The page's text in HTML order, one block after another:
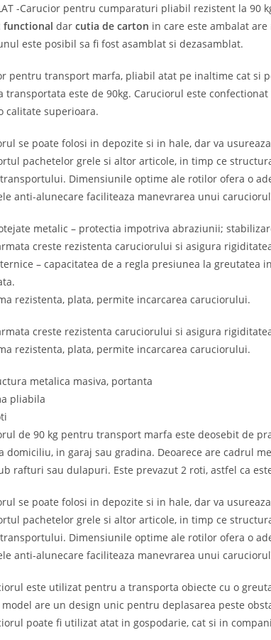
-Carucior pentru cumparaturi pliabil rezistent la 90
functional dar cutia de carton in care este ambalat
este posibil sa fi fost asamblat si dezasamblat.
pentru transport marfa, pliabil atat pe inaltime cat si
transportata este de 90kg. Caruciorul este
calitate superioara.
se poate folosi in depozite si in hale, dar va
pachetelor grele si altor articole, in timp ce
Dimensiunile optime ale rotilor ofera o
anti-alunecare faciliteaza manevrarea unui
metalic – protectia impotriva abraziunii;
creste rezistenta caruciorului si asigura
– capacitatea de a regla presiunea la
rezistenta, plata, permite incarcarea caruciorului.
creste rezistenta caruciorului si asigura
rezistenta, plata, permite incarcarea caruciorului.
metalica masiva, portanta
pliabila
de 90 kg pentru transport marfa este deosebit de
domiciliu, in garaj sau gradina. Deoarece are cadrul
rafturi sau dulapuri. Este prevazut 2 roti, astfel ca
se poate folosi in depozite si in hale, dar va
pachetelor grele si altor articole, in timp ce
Dimensiunile optime ale rotilor ofera o
anti-alunecare faciliteaza manevrarea unui
este utilizat pentru a transporta obiecte cu o
model are un design unic pentru deplasarea peste
poate fi utilizat atat in gospodarie, cat si in